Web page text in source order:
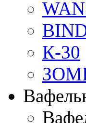
К-30